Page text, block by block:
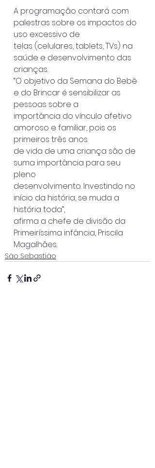
A programação contará com
palestras sobre os impactos do
uso excessivo de
telas (celulares, tablets, TVs) na
saúde e desenvolvimento das
crianças.
“O objetivo da Semana do Bebê
e do Brincar é sensibilizar as
pessoas sobre a
importância do vínculo afetivo
amoroso e familiar, pois os
primeiros três anos
de vida de uma criança são de
suma importância para seu
pleno
desenvolvimento. Investindo no
início da história, se muda a
história toda”,
afirma a chefe de divisão da
Primeiríssima infância, Priscila
Magalhães.
São Sebastião